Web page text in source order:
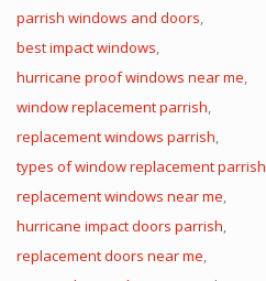
parrish windows and doors,
best impact windows,
hurricane proof windows near me,
window replacement parrish,
replacement windows parrish,
types of window replacement parrish
replacement windows near me,
hurricane impact doors parrish,
replacement doors near me,